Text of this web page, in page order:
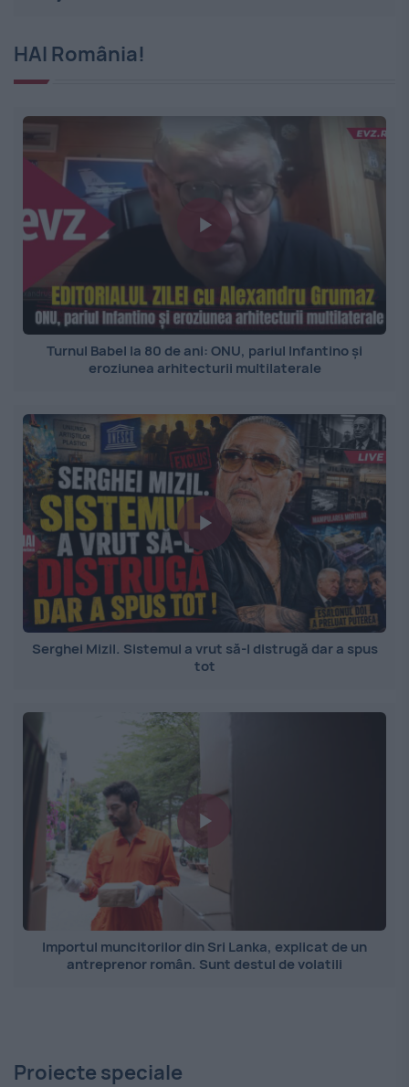
HAI România!
Turnul Babel la 80 de ani: ONU, pariul Infantino și
eroziunea arhitecturii multilaterale
Serghei Mizil. Sistemul a vrut să-l distrugă dar a spus
tot
Importul muncitorilor din Sri Lanka, explicat de un
antreprenor român. Sunt destul de volatili
Proiecte speciale